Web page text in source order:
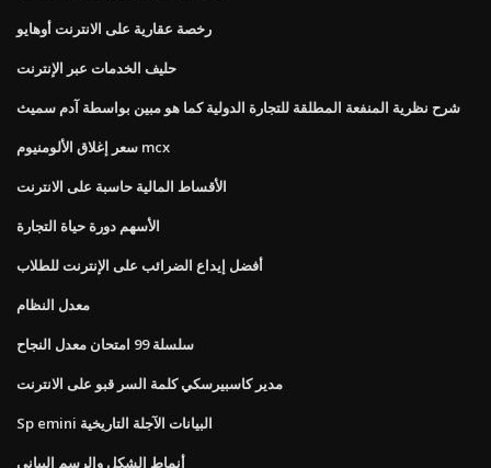
رخصة عقارية على الانترنت أوهايو
حليف الخدمات عبر الإنترنت
شرح نظرية المنفعة المطلقة للتجارة الدولية كما هو مبين بواسطة آدم سميث
سعر إغلاق الألومنيوم mcx
الأقساط المالية حاسبة على الانترنت
الأسهم دورة حياة التجارة
أفضل إيداع الضرائب على الإنترنت للطلاب
معدل النظام
سلسلة 99 امتحان معدل النجاح
مدير كاسبيرسكي كلمة السر قبو على الانترنت
Sp emini البيانات الآجلة التاريخية
أنماط الشكل والرسم البياني